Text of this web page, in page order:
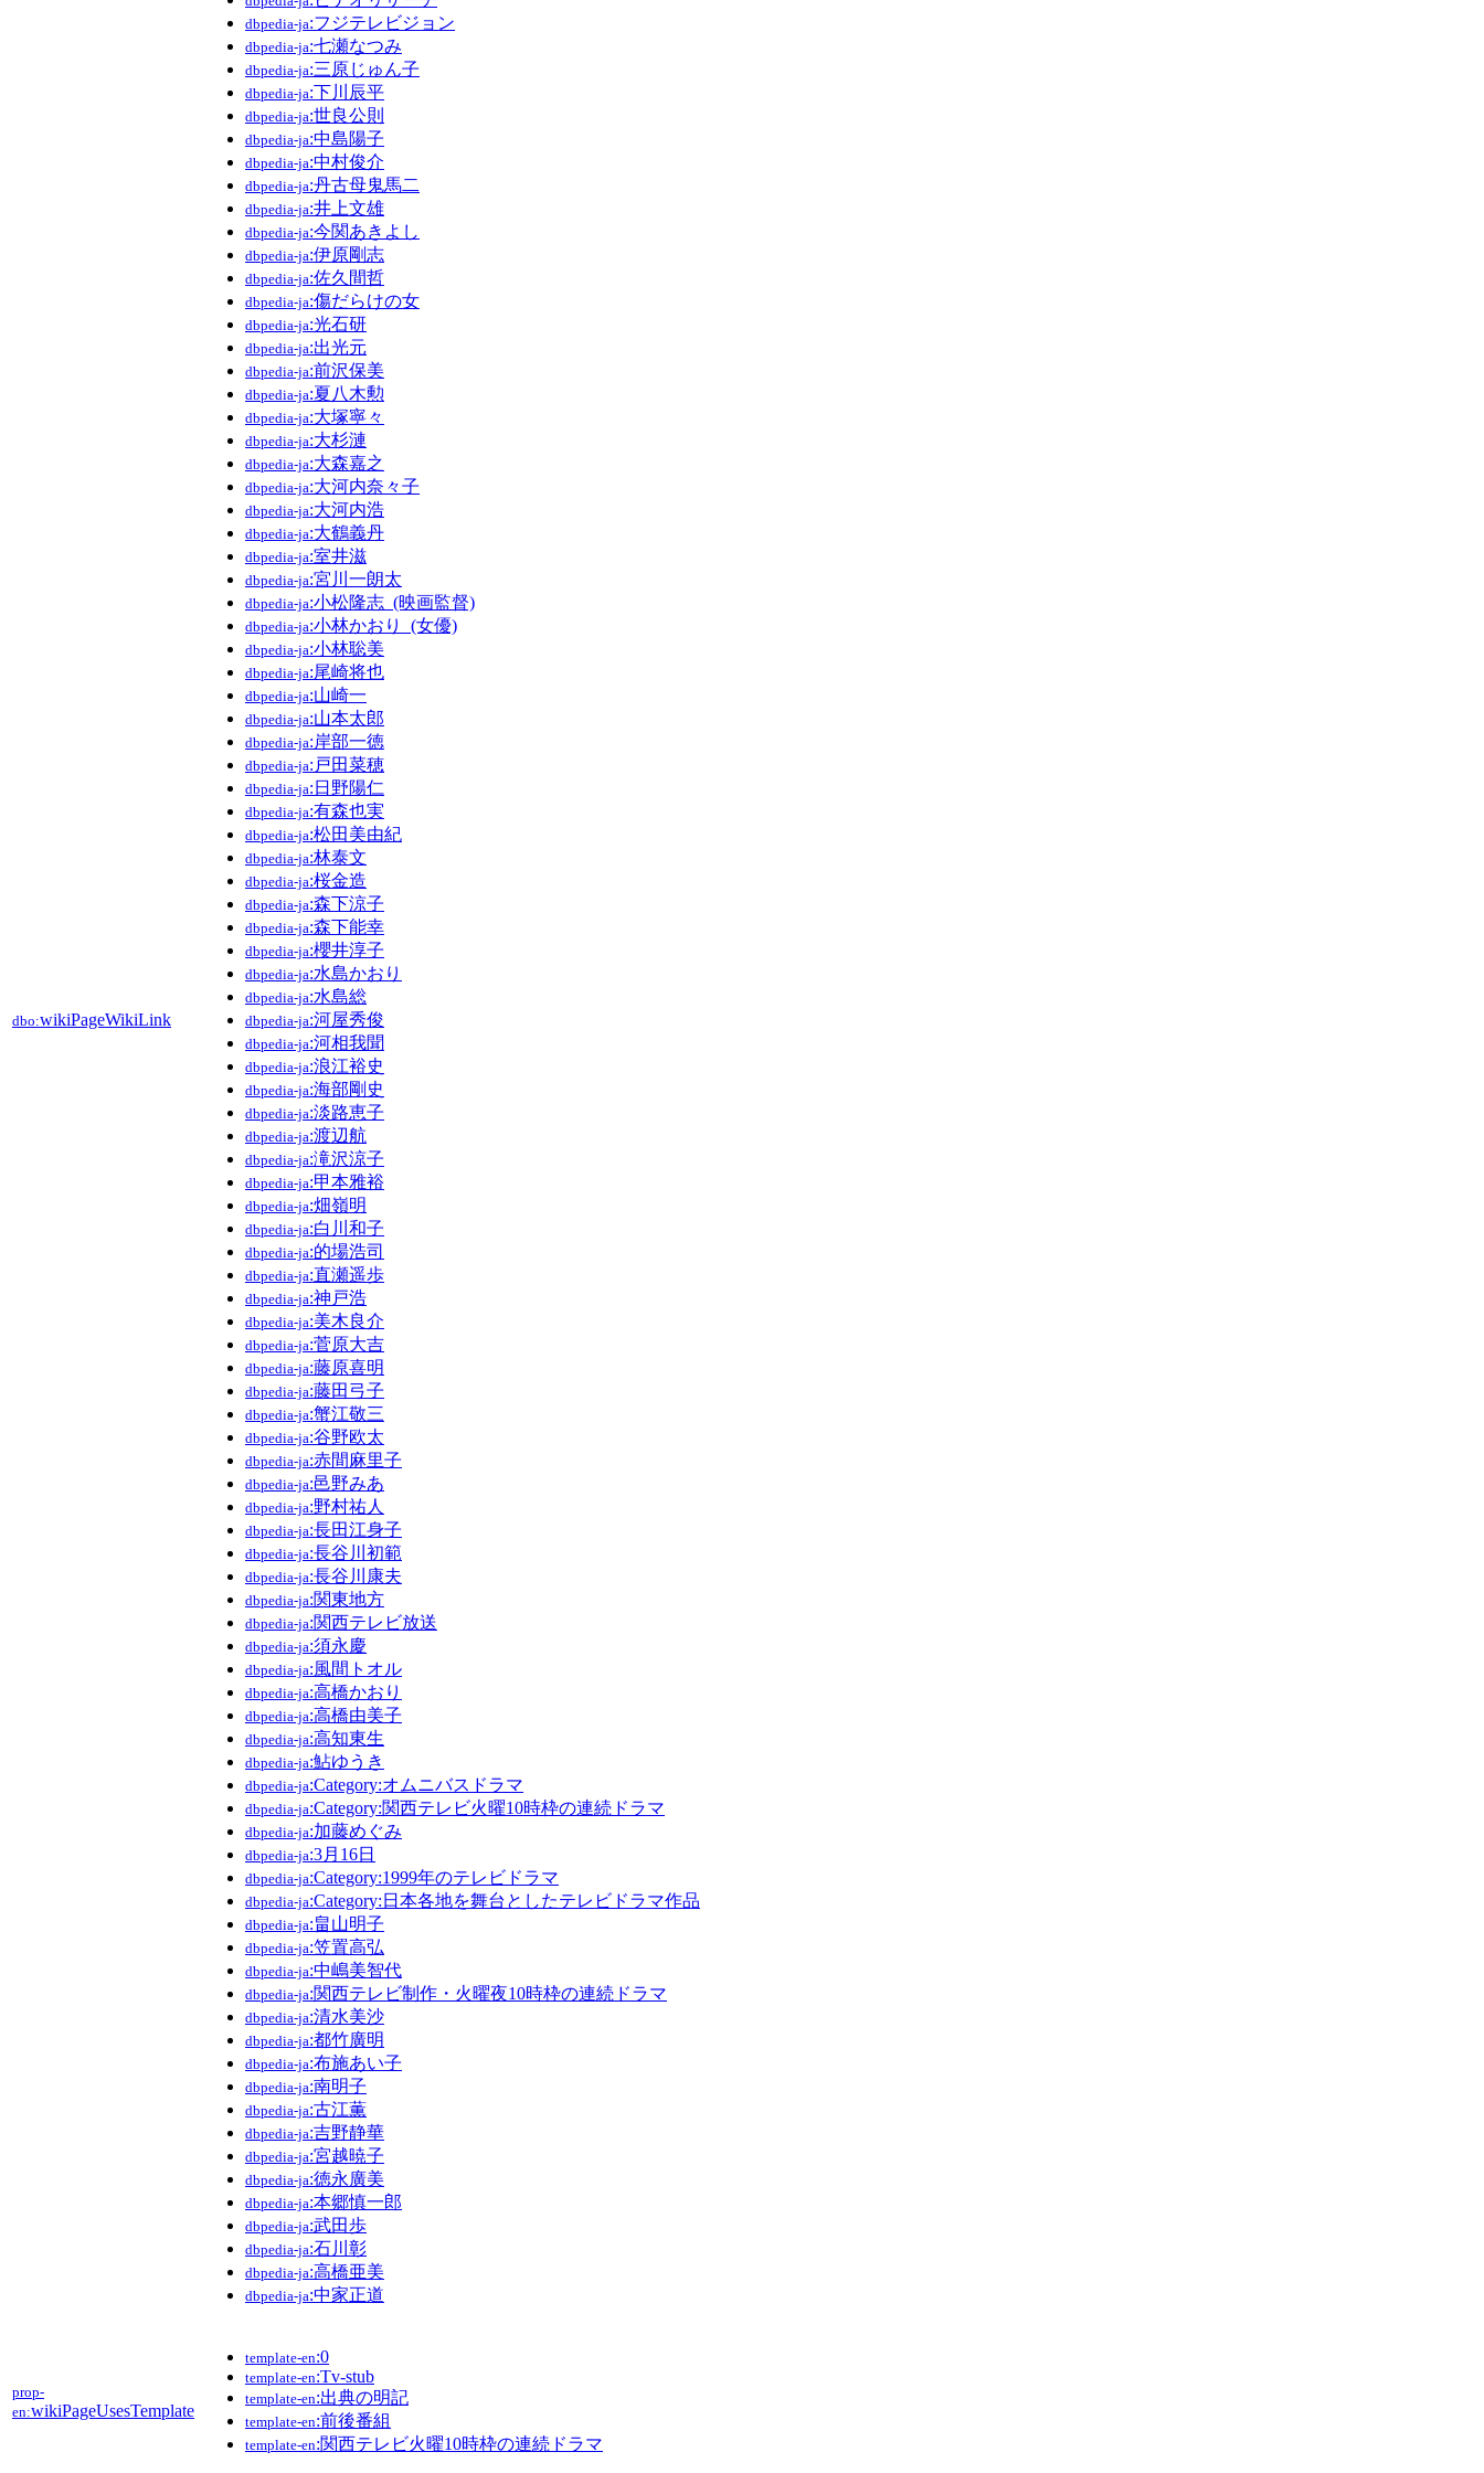
dbo:wikiPageWikiLink
dbpedia-ja:フジテレビジョン
dbpedia-ja:七瀬なつみ
dbpedia-ja:三原じゅん子
dbpedia-ja:下川辰平
dbpedia-ja:世良公則
dbpedia-ja:中島陽子
dbpedia-ja:中村俊介
dbpedia-ja:丹古母鬼馬二
dbpedia-ja:井上文雄
dbpedia-ja:今関あきよし
dbpedia-ja:伊原剛志
dbpedia-ja:佐久間哲
dbpedia-ja:傷だらけの女
dbpedia-ja:光石研
dbpedia-ja:出光元
dbpedia-ja:前沢保美
dbpedia-ja:夏八木勲
dbpedia-ja:大塚寧々
dbpedia-ja:大杉漣
dbpedia-ja:大森嘉之
dbpedia-ja:大河内奈々子
dbpedia-ja:大河内浩
dbpedia-ja:大鶴義丹
dbpedia-ja:室井滋
dbpedia-ja:宮川一朗太
dbpedia-ja:小松隆志_(映画監督)
dbpedia-ja:小林かおり_(女優)
dbpedia-ja:小林聡美
dbpedia-ja:尾崎将也
dbpedia-ja:山崎一
dbpedia-ja:山本太郎
dbpedia-ja:岸部一徳
dbpedia-ja:戸田菜穂
dbpedia-ja:日野陽仁
dbpedia-ja:有森也実
dbpedia-ja:松田美由紀
dbpedia-ja:林泰文
dbpedia-ja:桜金造
dbpedia-ja:森下涼子
dbpedia-ja:森下能幸
dbpedia-ja:櫻井淳子
dbpedia-ja:水島かおり
dbpedia-ja:水島総
dbpedia-ja:河屋秀俊
dbpedia-ja:河相我聞
dbpedia-ja:浪江裕史
dbpedia-ja:海部剛史
dbpedia-ja:淡路恵子
dbpedia-ja:渡辺航
dbpedia-ja:滝沢涼子
dbpedia-ja:甲本雅裕
dbpedia-ja:畑嶺明
dbpedia-ja:白川和子
dbpedia-ja:的場浩司
dbpedia-ja:直瀬遥歩
dbpedia-ja:神戸浩
dbpedia-ja:美木良介
dbpedia-ja:菅原大吉
dbpedia-ja:藤原喜明
dbpedia-ja:藤田弓子
dbpedia-ja:蟹江敬三
dbpedia-ja:谷野欧太
dbpedia-ja:赤間麻里子
dbpedia-ja:邑野みあ
dbpedia-ja:野村祐人
dbpedia-ja:長田江身子
dbpedia-ja:長谷川初範
dbpedia-ja:長谷川康夫
dbpedia-ja:関東地方
dbpedia-ja:関西テレビ放送
dbpedia-ja:須永慶
dbpedia-ja:風間トオル
dbpedia-ja:高橋かおり
dbpedia-ja:高橋由美子
dbpedia-ja:高知東生
dbpedia-ja:鮎ゆうき
dbpedia-ja:Category:オムニバスドラマ
dbpedia-ja:Category:関西テレビ火曜10時枠の連続ドラマ
dbpedia-ja:加藤めぐみ
dbpedia-ja:3月16日
dbpedia-ja:Category:1999年のテレビドラマ
dbpedia-ja:Category:日本各地を舞台としたテレビドラマ作品
dbpedia-ja:畠山明子
dbpedia-ja:笠置高弘
dbpedia-ja:中嶋美智代
dbpedia-ja:関西テレビ制作・火曜夜10時枠の連続ドラマ
dbpedia-ja:清水美沙
dbpedia-ja:都竹廣明
dbpedia-ja:布施あい子
dbpedia-ja:南明子
dbpedia-ja:古江薫
dbpedia-ja:吉野静華
dbpedia-ja:宮越暁子
dbpedia-ja:徳永廣美
dbpedia-ja:本郷慎一郎
dbpedia-ja:武田歩
dbpedia-ja:石川彰
dbpedia-ja:高橋亜美
dbpedia-ja:中家正道
prop-
en:wikiPageUsesTemplate
template-en:0
template-en:Tv-stub
template-en:出典の明記
template-en:前後番組
template-en:関西テレビ火曜10時枠の連続ドラマ